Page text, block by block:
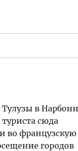
в
сюда
во французскую
городов